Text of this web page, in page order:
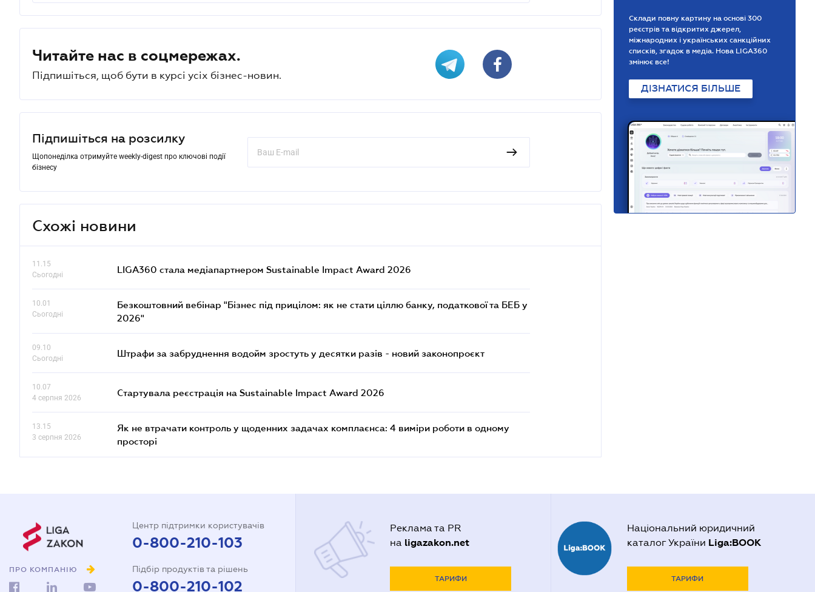
Читайте нас в соцмережах.
Підпишіться, щоб бути в курсі усіх бізнес-новин.
Підпишіться на розсилку
Щопонеділка отримуйте weekly-digest про ключові події
бізнесу
Схожі новини
11.15
Сьогодні
LIGA360 стала медіапартнером Sustainable Impact Award 2026
10.01
Сьогодні
Безкоштовний вебінар "Бізнес під прицілом: як не стати ціллю банку, податкової та БЕБ у
2026"
09.10
Сьогодні
Штрафи за забруднення водойм зростуть у десятки разів - новий законопроєкт
10.07
4 серпня 2026
Стартувала реєстрація на Sustainable Impact Award 2026
13.15
3 серпня 2026
Як не втрачати контроль у щоденних задачах комплаєнса: 4 виміри роботи в одному
просторі
Склади повну картину на основі 300
реєстрів та відкритих джерел,
міжнародних і українських санкційних
списків, згадок в медіа. Нова LIGA360
змінює все!
ДІЗНАТИСЯ БІЛЬШЕ
ПРО КОМПАНІЮ
Центр підтримки користувачів
0-800-210-103
Підбір продуктів та рішень
0-800-210-102
Реклама та PR
на ligazakon.net
ТАРИФИ
Національний юридичний
каталог України Liga:BOOK
ТАРИФИ